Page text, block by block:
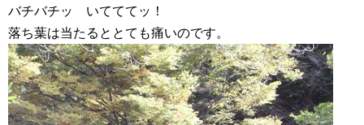
バチバチッ いてててッ！
落ち葉は当たるととても痛いのです。